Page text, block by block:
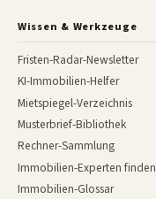
Wissen & Werkzeuge
Fristen-Radar-Newsletter
KI-Immobilien-Helfer
Mietspiegel-Verzeichnis
Musterbrief-Bibliothek
Rechner-Sammlung
Immobilien-Experten finden
Immobilien-Glossar